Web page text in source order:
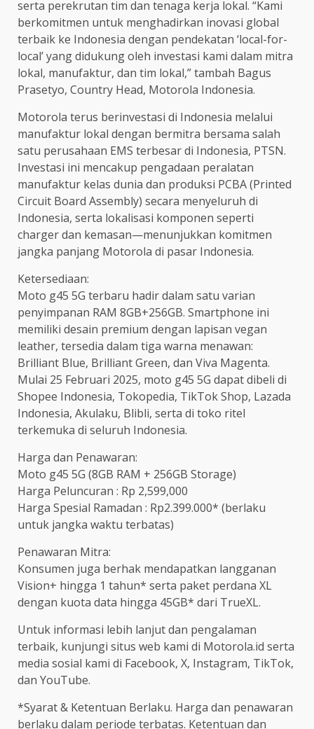
serta perekrutan tim dan tenaga kerja lokal. “Kami
berkomitmen untuk menghadirkan inovasi global
terbaik ke Indonesia dengan pendekatan ‘local-for-
local’ yang didukung oleh investasi kami dalam mitra
lokal, manufaktur, dan tim lokal,” tambah Bagus
Prasetyo, Country Head, Motorola Indonesia.
Motorola terus berinvestasi di Indonesia melalui
manufaktur lokal dengan bermitra bersama salah
satu perusahaan EMS terbesar di Indonesia, PTSN.
Investasi ini mencakup pengadaan peralatan
manufaktur kelas dunia dan produksi PCBA (Printed
Circuit Board Assembly) secara menyeluruh di
Indonesia, serta lokalisasi komponen seperti
charger dan kemasan—menunjukkan komitmen
jangka panjang Motorola di pasar Indonesia.
Ketersediaan:
Moto g45 5G terbaru hadir dalam satu varian
penyimpanan RAM 8GB+256GB. Smartphone ini
memiliki desain premium dengan lapisan vegan
leather, tersedia dalam tiga warna menawan:
Brilliant Blue, Brilliant Green, dan Viva Magenta.
Mulai 25 Februari 2025, moto g45 5G dapat dibeli di
Shopee Indonesia, Tokopedia, TikTok Shop, Lazada
Indonesia, Akulaku, Blibli, serta di toko ritel
terkemuka di seluruh Indonesia.
Harga dan Penawaran:
Moto g45 5G (8GB RAM + 256GB Storage)
Harga Peluncuran : Rp 2,599,000
Harga Spesial Ramadan : Rp2.399.000* (berlaku
untuk jangka waktu terbatas)
Penawaran Mitra:
Konsumen juga berhak mendapatkan langganan
Vision+ hingga 1 tahun* serta paket perdana XL
dengan kuota data hingga 45GB* dari TrueXL.
Untuk informasi lebih lanjut dan pengalaman
terbaik, kunjungi situs web kami di Motorola.id serta
media sosial kami di Facebook, X, Instagram, TikTok,
dan YouTube.
*Syarat & Ketentuan Berlaku. Harga dan penawaran
berlaku dalam periode terbatas. Ketentuan dan